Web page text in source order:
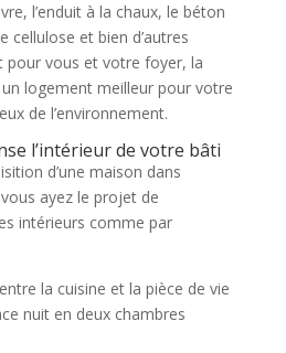
l’enduit à la chaux, le béton
cellulose et bien d’autres
pour vous et votre foyer, la
logement meilleur pour votre
de l’environnement.
l’intérieur de votre bâti
d’une maison dans
ayez le projet de
intérieurs comme par
la cuisine et la pièce de vie
nuit en deux chambres